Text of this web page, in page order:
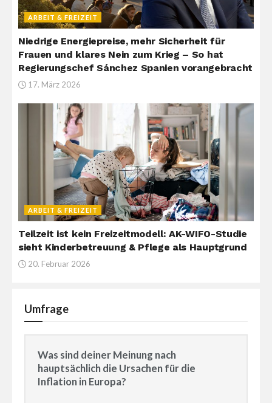
ARBEIT & FREIZEIT
Niedrige Energiepreise, mehr Sicherheit für
Frauen und klares Nein zum Krieg – So hat
Regierungschef Sánchez Spanien vorangebracht
17. März 2026
ARBEIT & FREIZEIT
Teilzeit ist kein Freizeitmodell: AK-WIFO-Studie
sieht Kinderbetreuung & Pflege als Hauptgrund
20. Februar 2026
Umfrage
Was sind deiner Meinung nach
hauptsächlich die Ursachen für die
Inflation in Europa?